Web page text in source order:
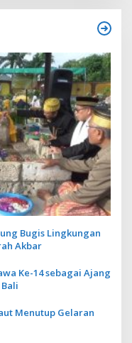
Bugis Lingkungan
Akbar
Ke-14 sebagai Ajang
Menutup Gelaran